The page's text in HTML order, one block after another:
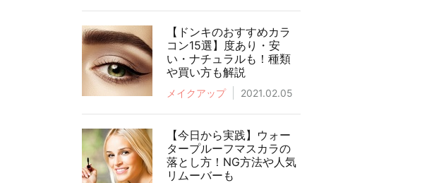
【ドンキのおすすめカラ
コン15選】度あり・安
い・ナチュラルも！種類
や買い方も解説
メイクアップ 2021.02.05
【今日から実践】ウォー
タープルーフマスカラの
落とし方！NG方法や人気
リムーバーも